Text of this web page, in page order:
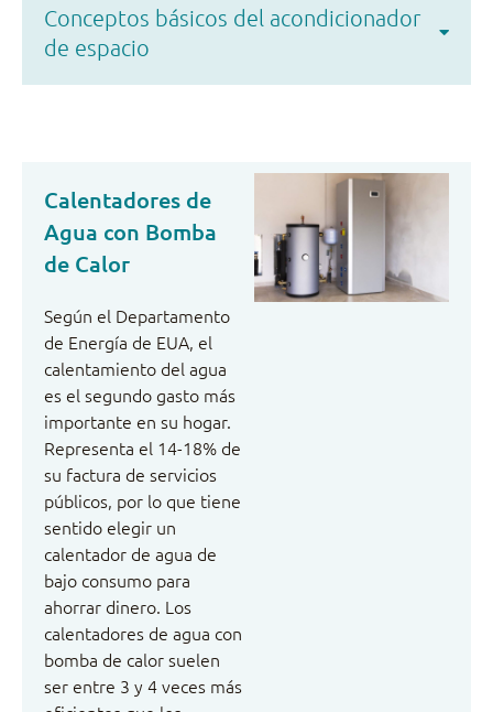
Conceptos básicos del acondicionador
de espacio
Calentadores de
Agua con Bomba
de Calor
Según el Departamento
de Energía de EUA, el
calentamiento del agua
es el segundo gasto más
importante en su hogar.
Representa el 14-18% de
su factura de servicios
públicos, por lo que tiene
sentido elegir un
calentador de agua de
bajo consumo para
ahorrar dinero. Los
calentadores de agua con
bomba de calor suelen
ser entre 3 y 4 veces más